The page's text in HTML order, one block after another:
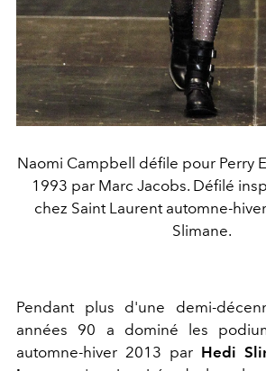
Naomi Campbell défile pour Perry
1993 par Marc Jacobs. Défilé
chez Saint Laurent automne-
Slimane.
Pendant plus d'une demi-
années 90 a dominé les
automne-hiver 2013 par Hedi